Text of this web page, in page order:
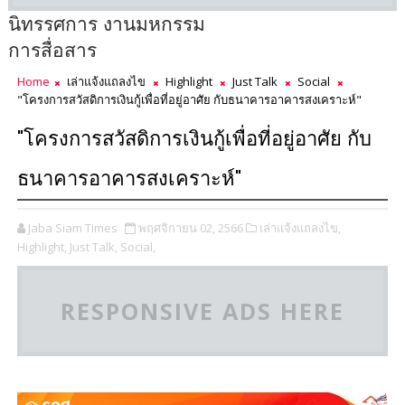
นิทรรศการ งานมหกรรม
การสื่อสาร
Home เล่าแจ้งแถลงไข Highlight Just Talk
Social
"โครงการสวัสดิการเงินกู้เพื่อที่อยู่อาศัย กับธนาคารอาคารสงเคราะห์"
"โครงการสวัสดิการเงินกู้เพื่อที่อยู่อาศัย กับ
ธนาคารอาคารสงเคราะห์"
Jaba Siam Times พฤศจิกายน 02, 2566
เล่าแจ้งแถลงไข,
Highlight, Just Talk, Social,
RESPONSIVE ADS HERE